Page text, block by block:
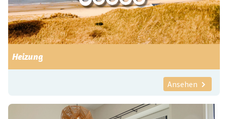
Heizung
Ansehen